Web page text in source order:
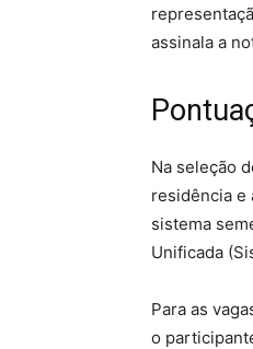
assinala a
Na seleção
residência e
sistema
Unificada
Para as
o